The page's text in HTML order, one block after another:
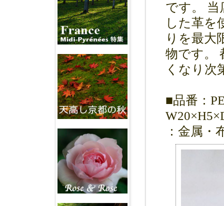
です。 当
した革を
りを最大
物です。
くなり次
■品番：
：金属・